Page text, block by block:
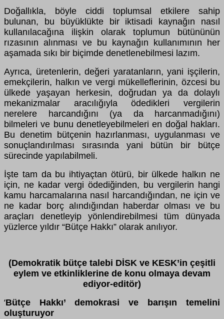
Doğallıkla, böyle ciddi toplumsal etkilere sahip
bulunan, bu büyüklükte bir iktisadi kaynağın nasıl
kullanılacağına ilişkin olarak toplumun bütününün
rızasının alınması ve bu kaynağın kullanımının her
aşamada sıkı bir biçimde denetlenebilmesi lazım.
Ayrıca, üretenlerin, değeri yaratanların, yani işçilerin,
emekçilerin, halkın ve vergi mükelleflerinin, özcesi bu
ülkede yaşayan herkesin, doğrudan ya da dolaylı
mekanizmalar aracılığıyla ödedikleri vergilerin
nerelere harcandığını (ya da harcanmadığını)
bilmeleri ve bunu denetleyebilmeleri en doğal hakları.
Bu denetim bütçenin hazırlanması, uygulanması ve
sonuçlandırılması sırasında yani bütün bir bütçe
sürecinde yapılabilmeli.
İşte tam da bu ihtiyaçtan ötürü, bir ülkede halkın ne
için, ne kadar vergi ödediğinden, bu vergilerin hangi
kamu harcamalarına nasıl harcandığından, ne için ve
ne kadar borç alındığından haberdar olması ve bu
araçları denetleyip yönlendirebilmesi tüm dünyada
yüzlerce yıldır “Bütçe Hakkı” olarak anılıyor.
(Demokratik bütçe talebi DİSK ve KESK’in çeşitli
eylem ve etkinliklerine de konu olmaya devam
ediyor-editör)
‘Bütçe Hakkı’ demokrasi ve barışın temelini
oluşturuyor